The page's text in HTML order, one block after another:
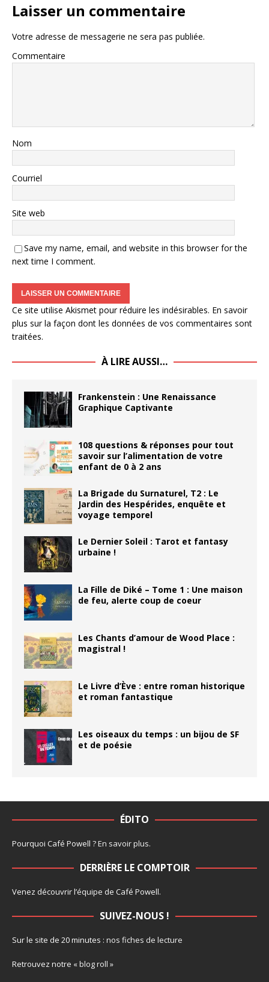
Laisser un commentaire
Votre adresse de messagerie ne sera pas publiée.
Commentaire
Nom
Courriel
Site web
Save my name, email, and website in this browser for the
next time I comment.
Ce site utilise Akismet pour réduire les indésirables. En savoir
plus sur la façon dont les données de vos commentaires sont
traitées.
À LIRE AUSSI…
Frankenstein : Une Renaissance
Graphique Captivante
108 questions & réponses pour tout
savoir sur l’alimentation de votre
enfant de 0 à 2 ans
La Brigade du Surnaturel, T2 : Le
Jardin des Hespérides, enquête et
voyage temporel
Le Dernier Soleil : Tarot et fantasy
urbaine !
La Fille de Diké – Tome 1 : Une maison
de feu, alerte coup de coeur
Les Chants d’amour de Wood Place :
magistral !
Le Livre d’Ève : entre roman historique
et roman fantastique
Les oiseaux du temps : un bijou de SF
et de poésie
ÉDITO
Pourquoi Café Powell ?En savoir plus.
DERRIÈRE LE COMPTOIR
Venez découvrir l’équipe de Café Powell.
SUIVEZ-NOUS !
Sur le site de 20 minutes : nos fiches de lecture
Retrouvez notre « blog roll »